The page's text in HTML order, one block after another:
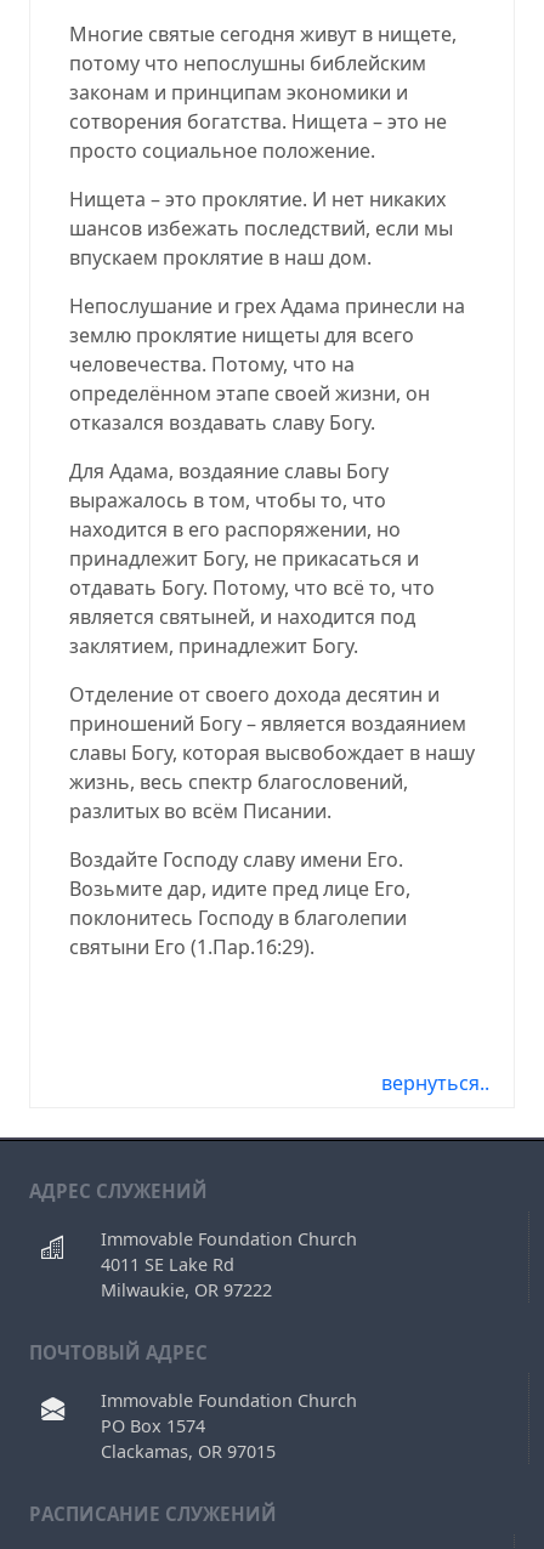
Многие святые сегодня живут в нищете,
потому что непослушны библейским
законам и принципам экономики и
сотворения богатства. Нищета – это не
просто социальное положение.
Нищета – это проклятие. И нет никаких
шансов избежать последствий, если мы
впускаем проклятие в наш дом.
Непослушание и грех Адама принесли на
землю проклятие нищеты для всего
человечества. Потому, что на
определённом этапе своей жизни, он
отказался воздавать славу Богу.
Для Адама, воздаяние славы Богу
выражалось в том, чтобы то, что
находится в его распоряжении, но
принадлежит Богу, не прикасаться и
отдавать Богу. Потому, что всё то, что
является святыней, и находится под
заклятием, принадлежит Богу.
Отделение от своего дохода десятин и
приношений Богу – является воздаянием
славы Богу, которая высвобождает в нашу
жизнь, весь спектр благословений,
разлитых во всём Писании.
Воздайте Господу славу имени Его.
Возьмите дар, идите пред лице Его,
поклонитесь Господу в благолепии
святыни Его (1.Пар.16:29).
вернуться..
АДРЕС СЛУЖЕНИЙ
Immovable Foundation Church
4011 SE Lake Rd
Milwaukie, OR 97222
ПОЧТОВЫЙ АДРЕС
Immovable Foundation Church
PO Box 1574
Clackamas, OR 97015
РAСПИСАНИЕ СЛУЖЕНИЙ